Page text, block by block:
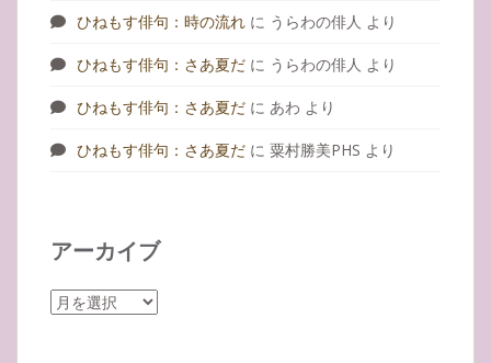
ひねもす俳句：時の流れ に うらわの俳人 より
ひねもす俳句：さあ夏だ に うらわの俳人 より
ひねもす俳句：さあ夏だ に あわ より
ひねもす俳句：さあ夏だ に 粟村勝美PHS より
アーカイブ
ア